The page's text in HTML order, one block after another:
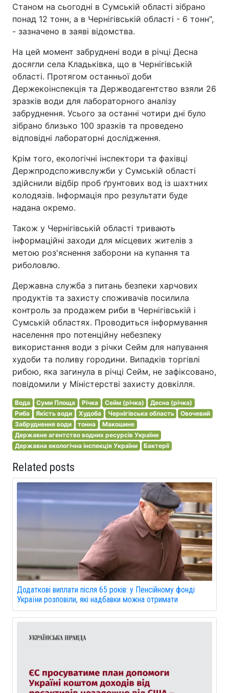
Станом на сьогодні в Сумській області зібрано
понад 12 тонн, а в Чернігівській області - 6 тонн",
- зазначено в заяві відомства.
На цей момент забруднені води в річці Десна
досягли села Кладьківка, що в Чернігівській
області. Протягом останньої доби
Держекоінспекція та Держводагентство взяли 26
зразків води для лабораторного аналізу
забруднення. Усього за останні чотири дні було
зібрано близько 100 зразків та проведено
відповідні лабораторні дослідження.
Крім того, екологічні інспектори та фахівці
Держпродспоживслужби у Сумській області
здійснили відбір проб ґрунтових вод із шахтних
колодязів. Інформація про результати буде
надана окремо.
Також у Чернігівській області тривають
інформаційні заходи для місцевих жителів з
метою роз'яснення заборони на купання та
риболовлю.
Державна служба з питань безпеки харчових
продуктів та захисту споживачів посилила
контроль за продажем риби в Чернігівській і
Сумській областях. Проводиться інформування
населення про потенційну небезпеку
використання води з річки Сейм для напування
худоби та поливу городини. Випадків торгівлі
рибою, яка загинула в річці Сейм, не зафіксовано,
повідомили у Міністерстві захисту довкілля.
Вода Суми Площа Річка Сейм (річка)
Десна (річка)
Риба
Якість води Худоба Чернігівська область
Овочевий
Забруднення води
тонна
Макошине
Державне агентство водних ресурсів України
Державна екологічна інспекція України
Бактерії
Related posts
Додаткові виплати після 65 років: у Пенсійному фонді
України розповіли, які надбавки можна отримати